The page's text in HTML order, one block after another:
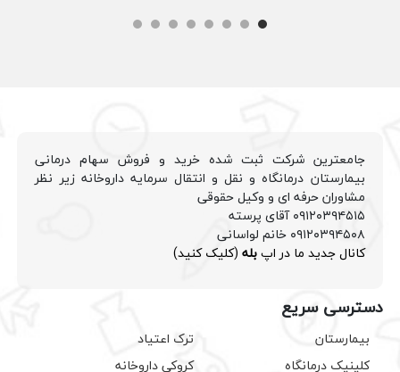
جامعترین شرکت ثبت شده خرید و فروش سهام درمانی
بیمارستان درمانگاه و نقل و انتقال سرمایه داروخانه زیر نظر
مشاوران حرفه ای و وکیل حقوقی
۰۹۱۲۰۳۹۴۵۱۵ آقای پرسته
۰۹۱۲۰۳۹۴۵۰۸ خانم لواسانی
کانال جدید ما در اپبله (کلیک کنید)
دسترسی سریع
بیمارستان
کلینیک درمانگاه
ترک اعتیاد
کروکی داروخانه